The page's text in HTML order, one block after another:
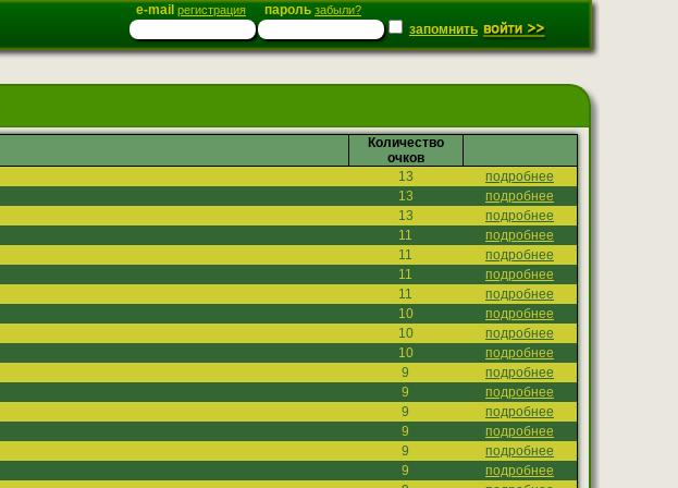
e-mail регистрация пароль забыли?
запомнить
Количество
очков
13
подробнее
13
подробнее
13
подробнее
11
подробнее
11
подробнее
11
подробнее
11
подробнее
10
подробнее
10
подробнее
10
подробнее
9
подробнее
9
подробнее
9
подробнее
9
подробнее
9
подробнее
9
подробнее